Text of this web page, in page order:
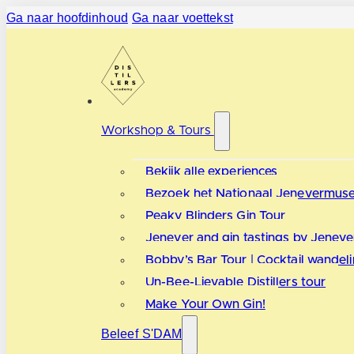
Ga naar hoofdinhoud Ga naar voettekst
Workshop & Tours
Bekijk alle experiences
Bezoek het Nationaal
Peaky Blinders Gin Tour
Jenever and gin tastings by
Bobby’s Bar Tour | Cocktail
Un-Bee-Lievable Distillers tour
Make Your Own Gin!
Beleef S'DAM